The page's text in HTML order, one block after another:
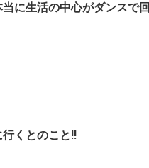
に生活の中心がダンスで
くとのこと!!